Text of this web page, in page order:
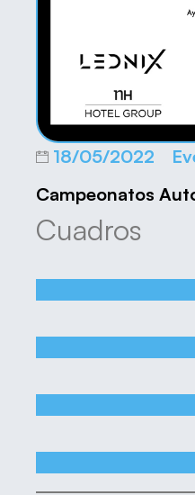
18/05/2022
Campeonatos
Cuadros